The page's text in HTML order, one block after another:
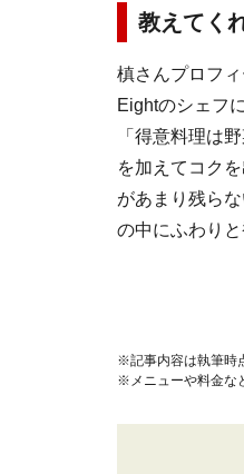
教えてく
槙さんプロフ
Eightのシェフに
「得意料理は
を加えてコク
があまり残ら
の中にふわり
※記事内容は執筆時
※メニューや料金な